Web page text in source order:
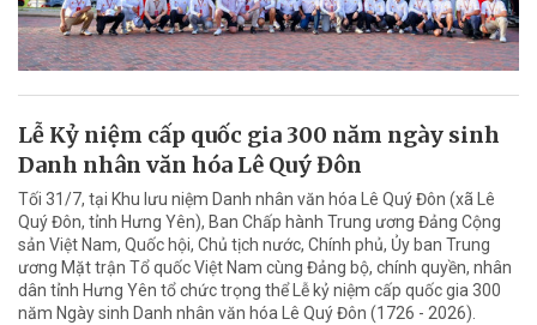
Lễ Kỷ niệm cấp quốc gia 300 năm ngày sinh
Danh nhân văn hóa Lê Quý Đôn
Tối 31/7, tại Khu lưu niệm Danh nhân văn hóa Lê Quý Đôn (xã Lê
Quý Đôn, tỉnh Hưng Yên), Ban Chấp hành Trung ương Đảng Cộng
sản Việt Nam, Quốc hội, Chủ tịch nước, Chính phủ, Ủy ban Trung
ương Mặt trận Tổ quốc Việt Nam cùng Đảng bộ, chính quyền, nhân
dân tỉnh Hưng Yên tổ chức trọng thể Lễ kỷ niệm cấp quốc gia 300
năm Ngày sinh Danh nhân văn hóa Lê Quý Đôn (1726 - 2026).